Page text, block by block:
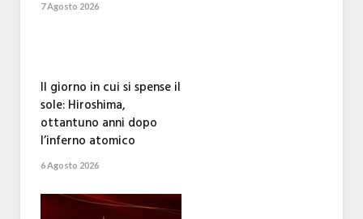
7 Agosto 2026
Il giorno in cui si spense il
sole: Hiroshima,
ottantuno anni dopo
l’inferno atomico
6 Agosto 2026